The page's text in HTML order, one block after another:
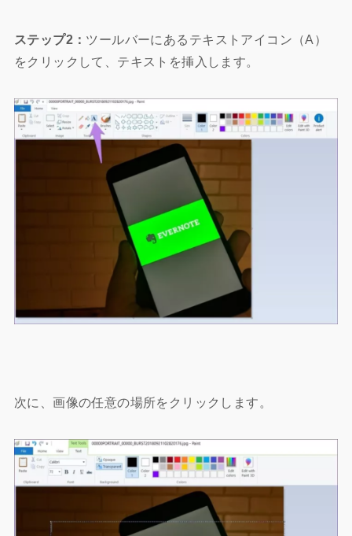
ステップ2： ツールバーにあるテキストアイコン（A）
をクリックして、テキストを挿入します。
次に、画像の任意の場所をクリックします。